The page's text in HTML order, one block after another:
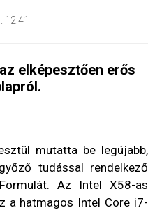
12:41
elképesztően erős
mutatta be legújabb,
tudással rendelkező
Az Intel X58-as
a hatmagos Intel Core i7-